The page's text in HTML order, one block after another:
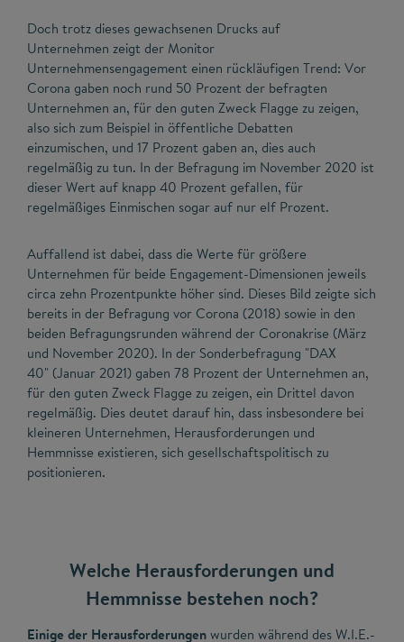
Doch trotz dieses gewachsenen Drucks auf
Unternehmen zeigt der Monitor
Unternehmensengagement einen rückläufigen Trend: Vor
Corona gaben noch rund 50 Prozent der befragten
Unternehmen an, für den guten Zweck Flagge zu zeigen,
also sich zum Beispiel in öffentliche Debatten
einzumischen, und 17 Prozent gaben an, dies auch
regelmäßig zu tun. In der Befragung im November 2020 ist
dieser Wert auf knapp 40 Prozent gefallen, für
regelmäßiges Einmischen sogar auf nur elf Prozent.
Auffallend ist dabei, dass die Werte für größere
Unternehmen für beide Engagement-Dimensionen jeweils
circa zehn Prozentpunkte höher sind. Dieses Bild zeigte sich
bereits in der Befragung vor Corona (2018) sowie in den
beiden Befragungsrunden während der Coronakrise (März
und November 2020). In der Sonderbefragung "DAX
40" (Januar 2021) gaben 78 Prozent der Unternehmen an,
für den guten Zweck Flagge zu zeigen, ein Drittel davon
regelmäßig. Dies deutet darauf hin, dass insbesondere bei
kleineren Unternehmen, Herausforderungen und
Hemmnisse existieren, sich gesellschaftspolitisch zu
positionieren.
Welche Herausforderungen und
Hemmnisse bestehen noch?
Einige der Herausforderungenwurden während des W.I.E.-